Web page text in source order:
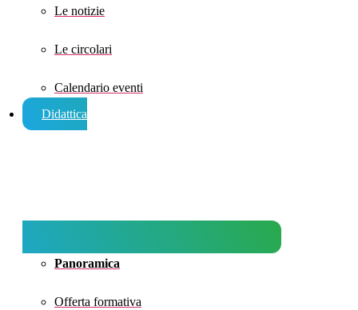
Le notizie
Le circolari
Calendario eventi
Didattica
Panoramica
Offerta formativa